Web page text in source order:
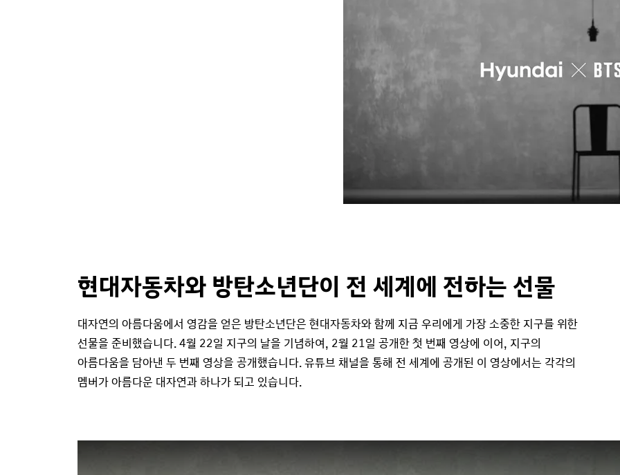
현대자동차와 방탄소년단이 전 세계에 전하는 선물
대자연의 아름다움에서 영감을 얻은 방탄소년단은 현대자동차와 함께 지금 우리에게 가장 소중한 지구를 위한
선물을 준비했습니다. 4월 22일 지구의 날을 기념하여, 2월 21일 공개한 첫 번째 영상에 이어, 지구의
아름다움을 담아낸 두 번째 영상을 공개했습니다. 유튜브 채널을 통해 전 세계에 공개된 이 영상에서는 각각의
멤버가 아름다운 대자연과 하나가 되고 있습니다.